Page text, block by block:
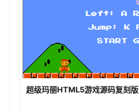
超级玛丽HTML5游戏源码复刻版